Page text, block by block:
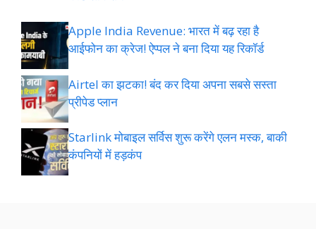
Apple India Revenue: भारत में बढ़ रहा है
आईफोन का क्रेज! ऐप्पल ने बना दिया यह रिकॉर्ड
Airtel का झटका! बंद कर दिया अपना सबसे सस्ता
प्रीपेड प्लान
Starlink मोबाइल सर्विस शुरू करेंगे एलन मस्क, बाकी
कंपनियों में हड़कंप